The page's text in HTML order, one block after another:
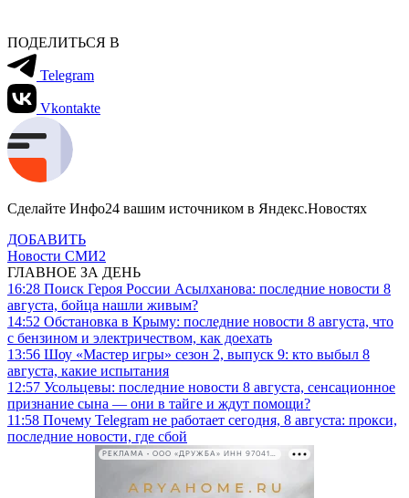
ПОДЕЛИТЬСЯ В
Telegram
Vkontakte
Сделайте Инфо24 вашим источником в Яндекс.Новостях
ДОБАВИТЬ
Новости СМИ2
ГЛАВНОЕ ЗА ДЕНЬ
16:28 Поиск Героя России Асылханова: последние новости 8
августа, бойца нашли живым?
14:52 Обстановка в Крыму: последние новости 8 августа, что
с бензином и электричеством, как доехать
13:56 Шоу «Мастер игры» сезон 2, выпуск 9: кто выбыл 8
августа, какие испытания
12:57 Усольцевы: последние новости 8 августа, сенсационное
признание сына — они в тайге и ждут помощи?
11:58 Почему Telegram не работает сегодня, 8 августа: прокси,
последние новости, где сбой
РЕКЛАМА • ООО «ДРУЖБА» ИНН 9704146411